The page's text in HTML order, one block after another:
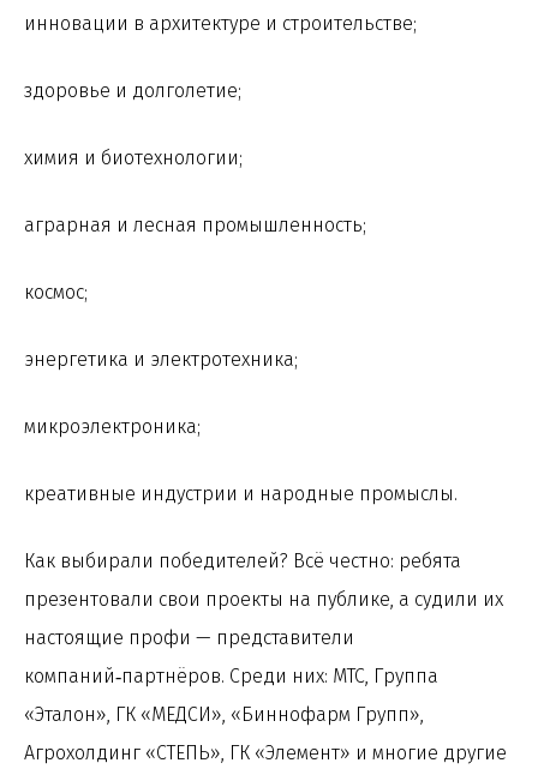
инновации в архитектуре и строительстве;
здоровье и долголетие;
химия и биотехнологии;
аграрная и лесная промышленность;
космос;
энергетика и электротехника;
микроэлектроника;
креативные индустрии и народные промыслы.
Как выбирали победителей? Всё честно: ребята
презентовали свои проекты на публике, а судили их
настоящие профи — представители
компаний‑партнёров. Среди них: МТС, Группа
«Эталон», ГК «МЕДСИ», «Биннофарм Групп»,
Агрохолдинг «СТЕПЬ», ГК «Элемент» и многие другие